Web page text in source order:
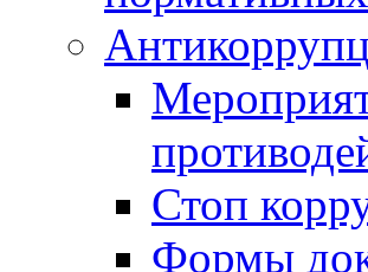
Стоп
Формы